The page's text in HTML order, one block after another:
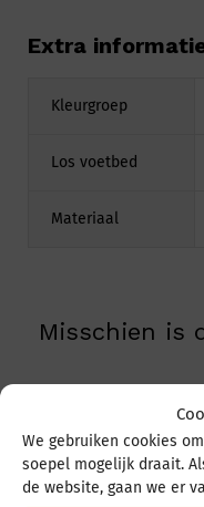
We gebruiken cookies
soepel mogelijk draait.
de website, gaan we er
Extra
Kleurgroep
Los voetbed
Materiaal
Misschien is